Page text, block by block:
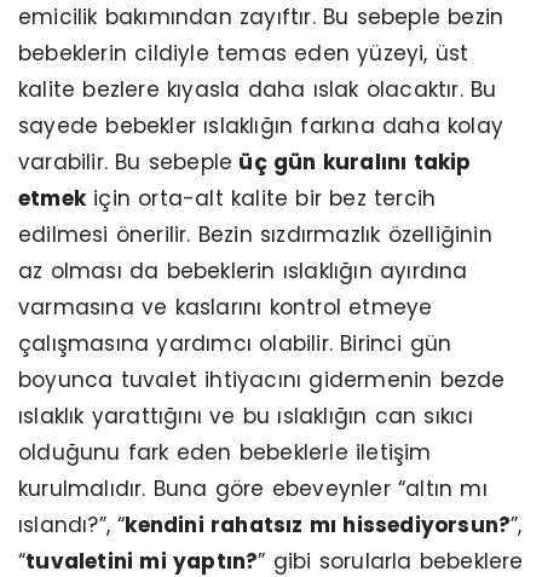
emicilik bakımından zayıftır. Bu sebeple bezin
bebeklerin cildiyle temas eden yüzeyi, üst
kalite bezlere kıyasla daha ıslak olacaktır. Bu
sayede bebekler ıslaklığın farkına daha kolay
varabilir. Bu sebeple üç gün kuralını takip
etmekiçin orta-alt kalite bir bez tercih
edilmesi önerilir. Bezin sızdırmazlık özelliğinin
az olması da bebeklerin ıslaklığın ayırdına
varmasına ve kaslarını kontrol etmeye
çalışmasına yardımcı olabilir. Birinci gün
boyunca tuvalet ihtiyacını gidermenin bezde
ıslaklık yarattığını ve bu ıslaklığın can sıkıcı
olduğunu fark eden bebeklerle iletişim
kurulmalıdır. Buna göre ebeveynler “altın mı
ıslandı?”, “kendini rahatsız mı hissediyorsun?”,
“tuvaletini mi yaptın?” gibi sorularla bebeklere